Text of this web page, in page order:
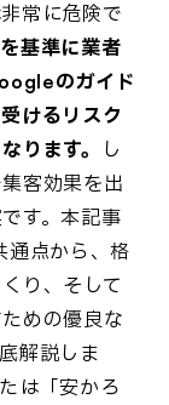
常に危険で
基準に業者
のガイド
けるリスク
ります。
し
客効果を出
す。本記事
通点から、格
り、そして
めの優良な
解説しま
は「安かろ